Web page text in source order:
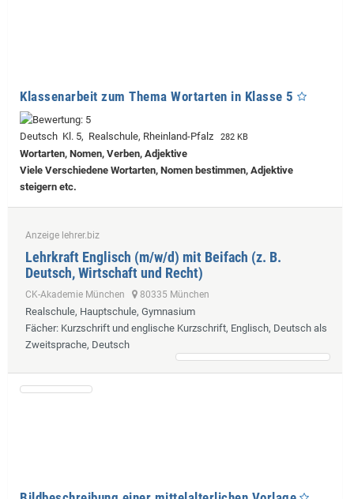
Klassenarbeit zum Thema Wortarten in Klasse 5
Deutsch Kl. 5, Realschule, Rheinland-Pfalz 282 KB
Wortarten, Nomen, Verben, Adjektive
Viele Verschiedene Wortarten, Nomen bestimmen, Adjektive
steigern etc.
Anzeige lehrer.biz
Lehrkraft Englisch (m/w/d) mit Beifach (z. B.
Deutsch, Wirtschaft und Recht)
CK-Akademie München 80335 München
Realschule, Hauptschule, Gymnasium
Fächer: Kurzschrift und englische Kurzschrift, Englisch, Deutsch als
Zweitsprache, Deutsch